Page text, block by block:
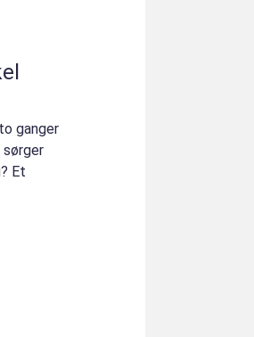
ganger
sørger
Et